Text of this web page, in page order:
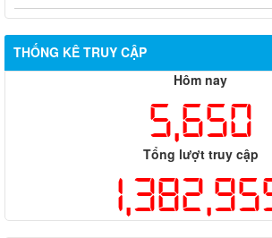
Biên bản về việc niêm yết phương án bồi
đường 25B cũ đoạn từ Trung tâm huyện
51, huyện Long Thành và huyện Nhơn Trạch
THỐNG KÊ TRUY CẬP
Hôm nay
5,650
Tổng lượt truy cập